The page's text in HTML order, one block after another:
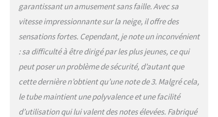
garantissant un amusement sans faille. Avec sa
vitesse impressionnante sur la neige, il offre des
sensations fortes. Cependant, je note un inconvénient
: sa difficulté à être dirigé par les plus jeunes, ce qui
peut poser un problème de sécurité, d’autant que
cette dernière n’obtient qu’une note de 3. Malgré cela,
le tube maintient une polyvalence et une facilité
d’utilisation qui lui valent des notes élevées. Fabriqué